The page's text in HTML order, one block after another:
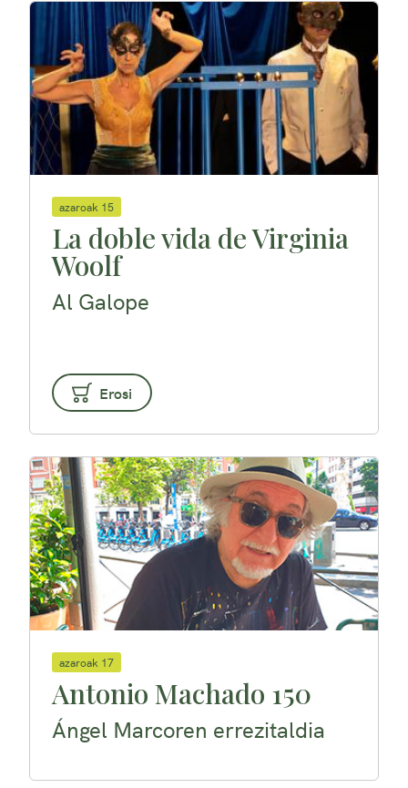
azaroak 15
La doble vida de Virginia
Woolf
Al Galope
Erosi
azaroak 17
Antonio Machado 150
Ángel Marcoren errezitaldia